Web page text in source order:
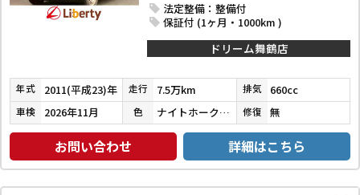
法定整備：整備付
保証付 (1ヶ月・1000km )
ドリーム舞鶴店
年式 2011(平成23)年 走行 7.5万km 排気 660cc
車検 2026年11月 色 ナイトホークブラックパール 修復 無
お問い合わせ 詳細はこちら